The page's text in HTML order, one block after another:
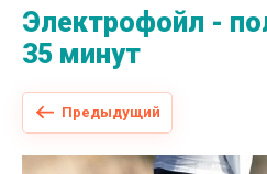
Электрофойл -
35 минут
Предыдущий